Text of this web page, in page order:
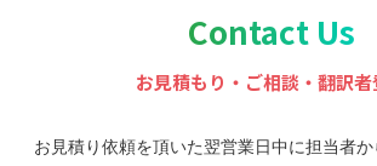
Contact Us
お見積もり・ご相談・翻訳者
お見積り依頼を頂いた翌営業日中に担当者か